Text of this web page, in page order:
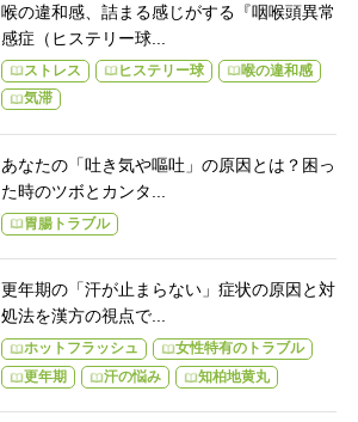
喉の違和感、詰まる感じがする『咽喉頭異常
感症（ヒステリー球...
ストレス ヒステリー球
喉の違和感
気滞
あなたの「吐き気や嘔吐」の原因とは？困っ
た時のツボとカンタ...
胃腸トラブル
更年期の「汗が止まらない」症状の原因と対
処法を漢方の視点で...
ホットフラッシュ
女性特有のトラブル
更年期
汗の悩み 知柏地黄丸